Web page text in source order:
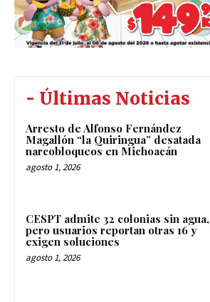
- Últimas Noticias
Arresto de Alfonso Fernández
Magallón “la Quiringua” desatada
narcobloqueos en Michoacán
agosto 1, 2026
CESPT admite 32 colonias sin agua,
pero usuarios reportan otras 16 y
exigen soluciones
agosto 1, 2026